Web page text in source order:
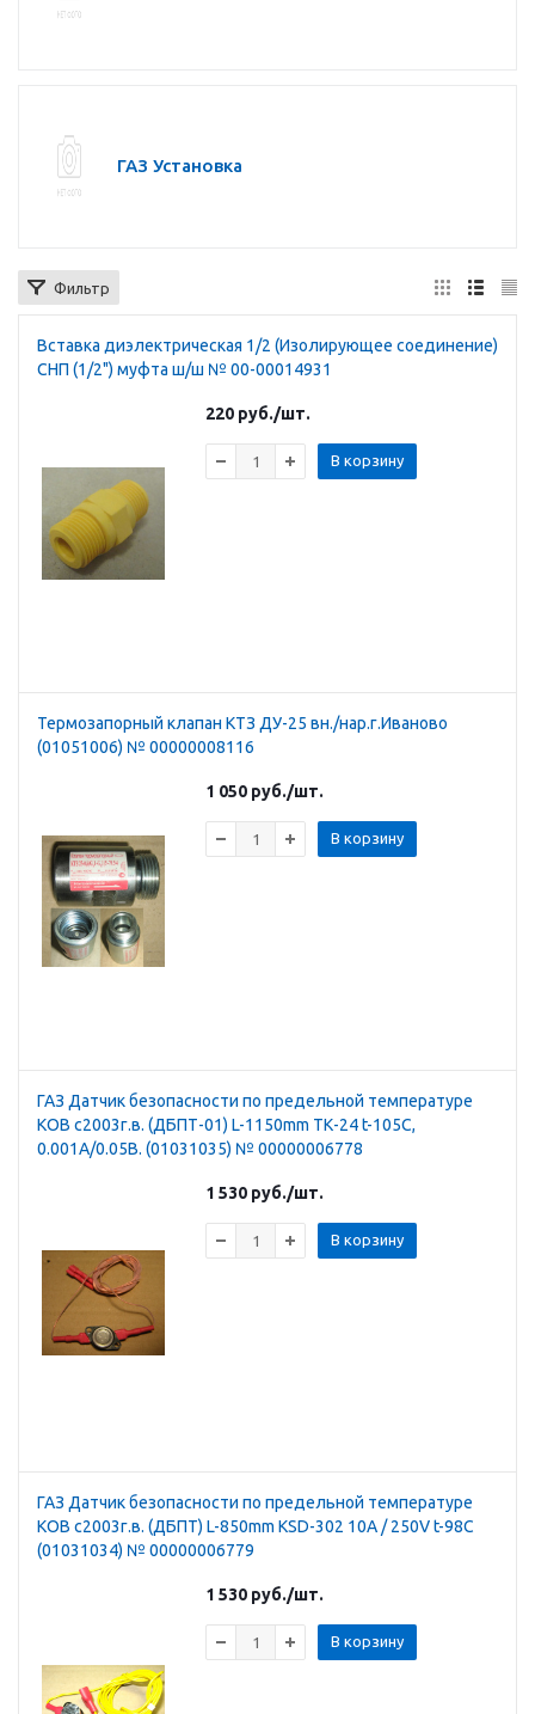
ГАЗ Установка
Фильтр
Вставка диэлектрическая 1/2 (Изолирующее соединение)
СНП (1/2") муфта ш/ш № 00-00014931
220 руб./шт.
В корзину
Термозапорный клапан КТЗ ДУ-25 вн./нар.г.Иваново
(01051006) № 00000008116
1 050 руб./шт.
В корзину
ГАЗ Датчик безопасности по предельной температуре
КОВ с2003г.в. (ДБПТ-01) L-1150mm ТК-24 t-105C,
0.001А/0.05В. (01031035) № 00000006778
1 530 руб./шт.
В корзину
ГАЗ Датчик безопасности по предельной температуре
КОВ с2003г.в. (ДБПТ) L-850mm KSD-302 10A / 250V t-98C
(01031034) № 00000006779
1 530 руб./шт.
В корзину